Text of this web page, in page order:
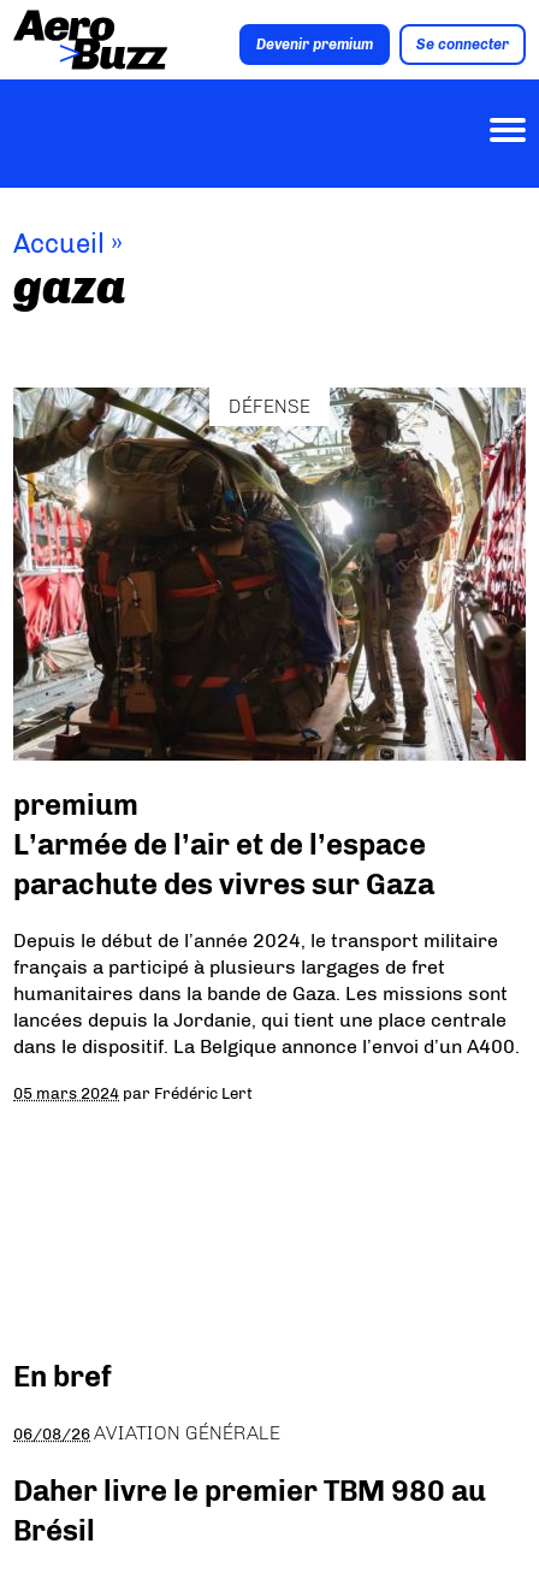
Devenir premium Se connecter
Accueil »
gaza
DÉFENSE
premium
L’armée de l’air et de l’espace
parachute des vivres sur Gaza
Depuis le début de l’année 2024, le transport militaire
français a participé à plusieurs largages de fret
humanitaires dans la bande de Gaza. Les missions sont
lancées depuis la Jordanie, qui tient une place centrale
dans le dispositif. La Belgique annonce l’envoi d’un A400.
05 mars 2024 par Frédéric Lert
En bref
06/08/26 AVIATION GÉNÉRALE
Daher livre le premier TBM 980 au
Brésil